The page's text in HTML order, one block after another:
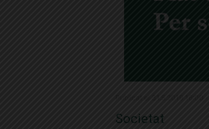
Societat